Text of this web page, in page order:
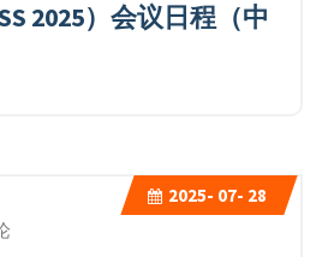
2025）会议日程（中
2025- 07- 28